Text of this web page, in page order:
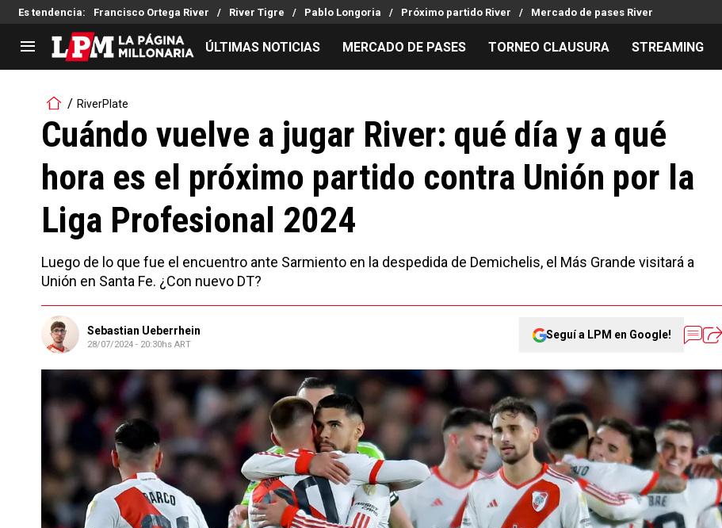
Es tendencia: Francisco Ortega River River Tigre Pablo Longoria Próximo partido River Mercado de pases River
LIGA PROFESIONAL
Noticias
Tabla de posiciones
Fixture
Reserva
Copa Sudamericana
Copa Argentina
Selección Argentina
Mercado de Pases
Análisis tácticos
Juanfer Quintero
Chacho Coudet
Ex River
Streaming
Entradas
Hinchas
Los goles de River
Noticias
Guías
Códigos
Pronósticos
ÚLTIMAS NOTICIAS MERCADO DE PASES TORNEO CLAUSURA STREAMING
RiverPlate
Cuándo vuelve a jugar River: qué día y a qué
hora es el próximo partido contra Unión por la
Liga Profesional 2024
Luego de lo que fue el encuentro ante Sarmiento en la despedida de Demichelis, el Más Grande visitará a
Unión en Santa Fe. ¿Con nuevo DT?
Sebastian Ueberrhein
28/07/2024 - 20:30hs ART
Seguí a LPM en Google!